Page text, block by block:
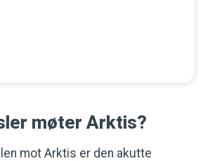
møter Arktis?
mot Arktis er den akutte